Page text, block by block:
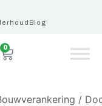
Blog
0
/